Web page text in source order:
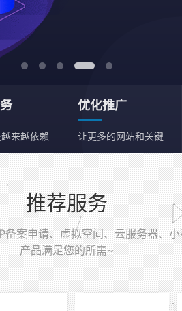
来越依赖
优化推广
让更多的网站和关键
词获得流量
推荐服务
案申请、虚拟空间、云服务器、
产品满足您的所需~